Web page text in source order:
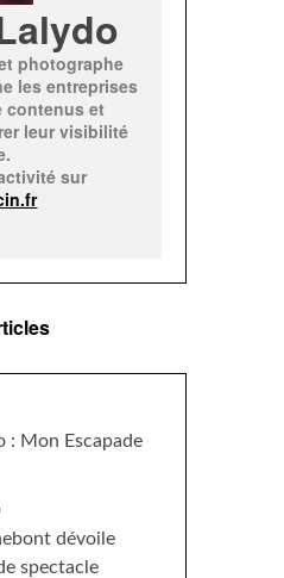
photographe
les entreprises
contenus et
leur visibilité
sur
: Mon Escapade
dévoile
spectacle